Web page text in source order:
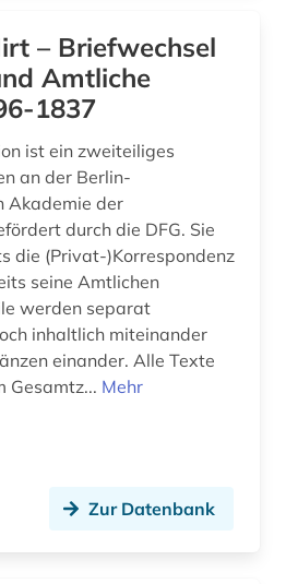
digitalisierte literatur (1)
discovery service (1)
– Briefwechsel
Amtliche
1837
ist ein zweiteiliges
an der Berlin-
Akademie der
durch die DFG. Sie
die (Privat-)Korrespondenz
seine Amtlichen
werden separat
inhaltlich miteinander
einander. Alle Texte
Gesamtz... Mehr
Zur Datenbank